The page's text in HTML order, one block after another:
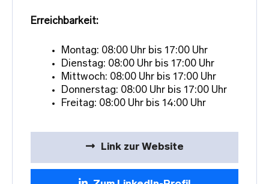
Erreichbarkeit:
Montag: 08:00 Uhr bis 17:00 Uhr
Dienstag: 08:00 Uhr bis 17:00 Uhr
Mittwoch: 08:00 Uhr bis 17:00 Uhr
Donnerstag: 08:00 Uhr bis 17:00 Uhr
Freitag: 08:00 Uhr bis 14:00 Uhr
Link zur Website